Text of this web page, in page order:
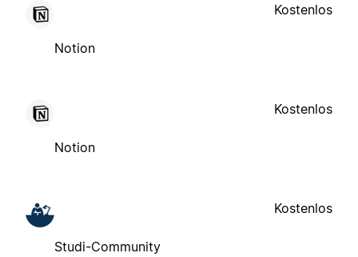
Notion
Kostenlos
Notion
Kostenlos
Studi-Community
Kostenlos